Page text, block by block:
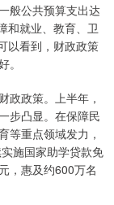
般公共预算支出达
和就业、教育、卫
以看到，财政政策
政策。上半年，
步凸显。在保障民
等重点领域发力，
施国家助学贷款免
，惠及约600万名